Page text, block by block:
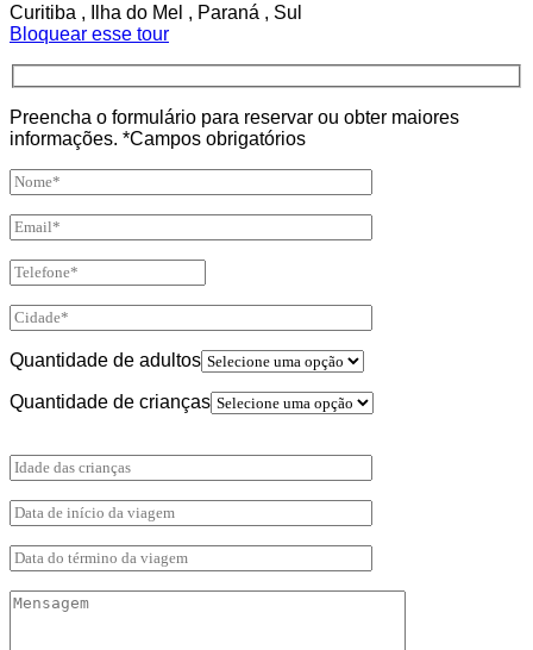
Curitiba , Ilha do Mel , Paraná , Sul
Bloquear esse tour
Preencha o formulário para reservar ou obter maiores
informações. *Campos obrigatórios
Quantidade de adultos
Quantidade de crianças